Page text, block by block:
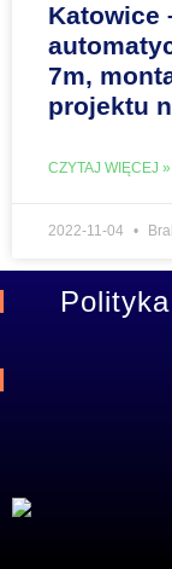
Katowice
7m,
projektu
CZYTAJ WIĘCEJ »
2022-11-04